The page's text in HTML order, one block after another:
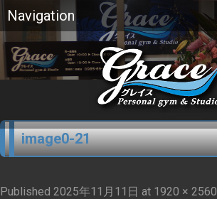
Navigation
image0-21
Published 2025年11月11日 at 1920 × 2560